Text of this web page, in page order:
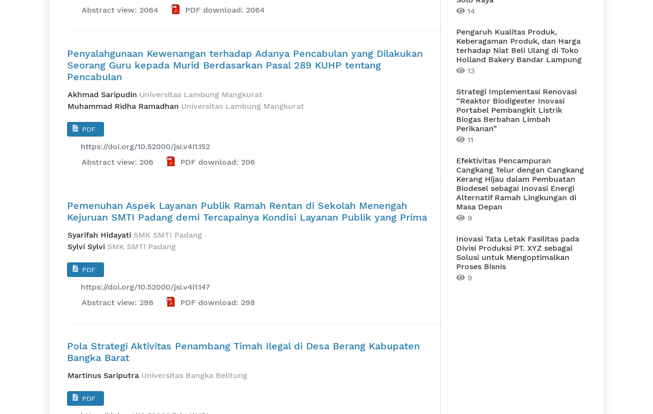
Abstract view: 2064
PDF download: 2064
Penyalahgunaan Kewenangan terhadap Adanya Pencabulan yang Dilakukan
Seorang Guru kepada Murid Berdasarkan Pasal 289 KUHP tentang
Pencabulan
Akhmad Saripudin Universitas Lambung Mangkurat
Muhammad Ridha Ramadhan Universitas Lambung Mangkurat
PDF
https://doi.org/10.52000/jsi.v4i1.152
Abstract view: 206
PDF download: 206
Pemenuhan Aspek Layanan Publik Ramah Rentan di Sekolah Menengah
Kejuruan SMTI Padang demi Tercapainya Kondisi Layanan Publik yang Prima
Syarifah Hidayati SMK SMTI Padang
Sylvi Sylvi SMK SMTI Padang
PDF
https://doi.org/10.52000/jsi.v4i1.147
Abstract view: 298
PDF download: 298
Pola Strategi Aktivitas Penambang Timah Ilegal di Desa Berang Kabupaten
Bangka Barat
Martinus Sariputra Universitas Bangka Belitung
PDF
14
Pengaruh Kualitas Produk,
Keberagaman Produk, dan Harga
terhadap Niat Beli Ulang di Toko
Holland Bakery Bandar Lampung
13
Strategi Implementasi Renovasi
“Reaktor Biodigester Inovasi
Portabel Pembangkit Listrik
Biogas Berbahan Limbah
Perikanan”
11
Efektivitas Pencampuran
Cangkang Telur dengan Cangkang
Kerang Hijau dalam Pembuatan
Biodesel sebagai Inovasi Energi
Alternatif Ramah Lingkungan di
Masa Depan
9
Inovasi Tata Letak Fasilitas pada
Divisi Produksi PT. XYZ sebagai
Solusi untuk Mengoptimalkan
Proses Bisnis
9